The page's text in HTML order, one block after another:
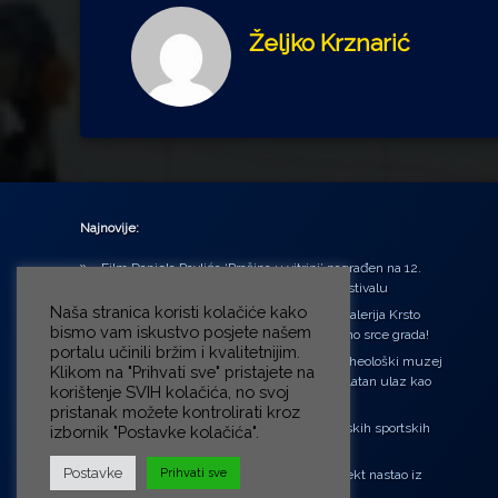
Željko Krznarić
Najnovije:
Film Daniela Pavlića ‘Prašina u vitrini’ nagrađen na 12.
Green Montenegro International Film Festivalu
U središtu Petrinje otvorena obnovljena Galerija Krsto
Hegedušić: Kultura vraćena kući, u samo srce grada!
Od petka do nedjelje (31.7. – 2.8.2026.) Arheološki muzej
u Zagrebu otvara vrata građanima: Besplatan ulaz kao
zaklon od toplinskog vala
‘Ni med cvetjem ni pravice’ na Aleji hrvatskih sportskih
“Rubikova kocka – složi svoju priču”, projekt nastao iz
potrebe da se čuje glas djece!
Naša stranica koristi kolačiće kako
bismo vam iskustvo posjete našem
portalu učinili bržim i kvalitetnijim.
Klikom na "Prihvati sve" pristajete na
korištenje SVIH kolačića, no svoj
pristanak možete kontrolirati kroz
izbornik "Postavke kolačića".
Postavke Prihvati sve